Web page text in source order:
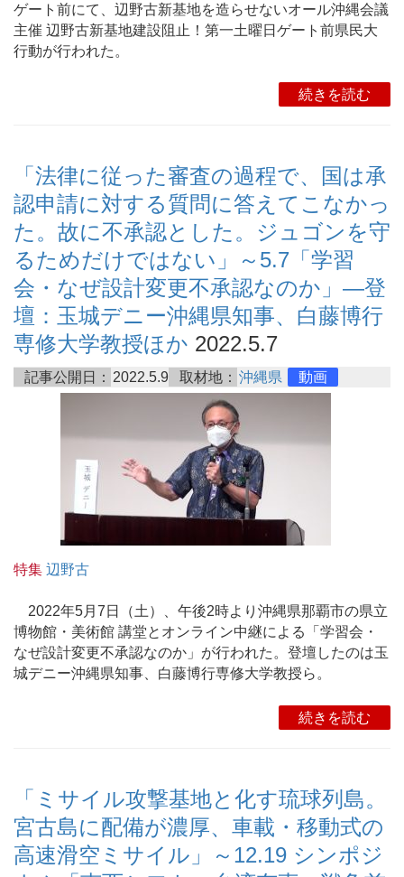
ゲート前にて、辺野古新基地を造らせないオール沖縄会議
主催 辺野古新基地建設阻止！第一土曜日ゲート前県民大
行動が行われた。
続きを読む
「法律に従った審査の過程で、国は承
認申請に対する質問に答えてこなかっ
た。故に不承認とした。ジュゴンを守
るためだけではない」～5.7「学習
会・なぜ設計変更不承認なのか」―登
壇：玉城デニー沖縄県知事、白藤博行
専修大学教授ほか 2022.5.7
記事公開日： 2022.5.9 取材地： 沖縄県 動画
特集 辺野古
2022年5月7日（土）、午後2時より沖縄県那覇市の県立
博物館・美術館 講堂とオンライン中継による「学習会・
なぜ設計変更不承認なのか」が行われた。登壇したのは玉
城デニー沖縄県知事、白藤博行専修大学教授ら。
続きを読む
「ミサイル攻撃基地と化す琉球列島。
宮古島に配備が濃厚、車載・移動式の
高速滑空ミサイル」～12.19 シンポジ